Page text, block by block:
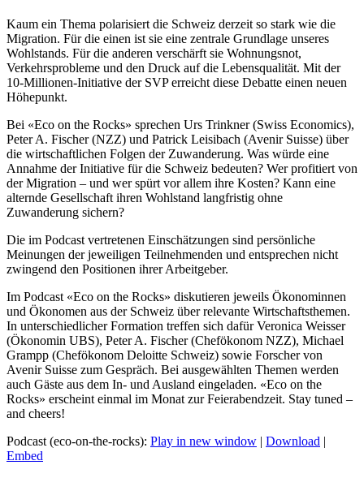
Kaum ein Thema polarisiert die Schweiz derzeit so stark wie die
Migration. Für die einen ist sie eine zentrale Grundlage unseres
Wohlstands. Für die anderen verschärft sie Wohnungsnot,
Verkehrsprobleme und den Druck auf die Lebensqualität. Mit der
10-Millionen-Initiative der SVP erreicht diese Debatte einen neuen
Höhepunkt.
Bei «Eco on the Rocks» sprechen Urs Trinkner (Swiss Economics),
Peter A. Fischer (NZZ) und Patrick Leisibach (Avenir Suisse) über
die wirtschaftlichen Folgen der Zuwanderung. Was würde eine
Annahme der Initiative für die Schweiz bedeuten? Wer profitiert von
der Migration – und wer spürt vor allem ihre Kosten? Kann eine
alternde Gesellschaft ihren Wohlstand langfristig ohne
Zuwanderung sichern?
Die im Podcast vertretenen Einschätzungen sind persönliche
Meinungen der jeweiligen Teilnehmenden und entsprechen nicht
zwingend den Positionen ihrer Arbeitgeber.
Im Podcast «Eco on the Rocks» diskutieren jeweils Ökonominnen
und Ökonomen aus der Schweiz über relevante Wirtschaftsthemen.
In unterschiedlicher Formation treffen sich dafür Veronica Weisser
(Ökonomin UBS), Peter A. Fischer (Chefökonom NZZ), Michael
Grampp (Chefökonom Deloitte Schweiz) sowie Forscher von
Avenir Suisse zum Gespräch. Bei ausgewählten Themen werden
auch Gäste aus dem In- und Ausland eingeladen. «Eco on the
Rocks» erscheint einmal im Monat zur Feierabendzeit. Stay tuned –
and cheers!
Podcast (eco-on-the-rocks): Play in new window | Download |
Embed